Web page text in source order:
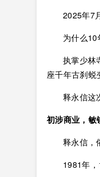
2025年7
为什么10
执掌少林
座千年古刹蜕
释永信这
初涉商业，敏
释永信，
1981年